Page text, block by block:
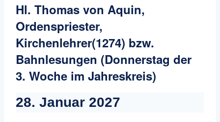
Hl. Thomas von Aquin,
Ordenspriester,
Kirchenlehrer(1274) bzw.
Bahnlesungen (Donnerstag der
3. Woche im Jahreskreis)
28. Januar 2027